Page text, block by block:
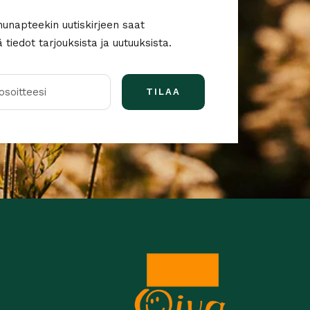
uutiskirjeen saat
tiedot tarjouksista ja uutuuksista.
TILAA